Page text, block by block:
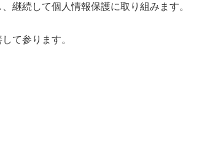
継続して個人情報保護に取り組みます。
て参ります。